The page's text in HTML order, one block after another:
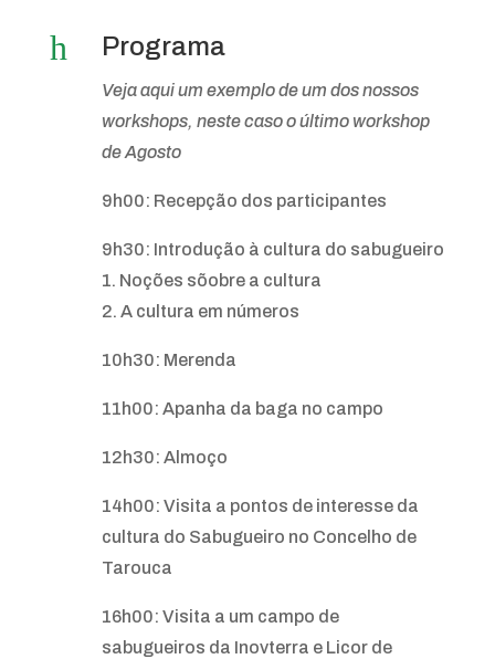
h Programa
Veja aqui um exemplo de um dos nossos
workshops, neste caso o último workshop
de Agosto
9h00: Recepção dos participantes
9h30: Introdução à cultura do sabugueiro
1. Noções sõobre a cultura
2. A cultura em números
10h30: Merenda
11h00: Apanha da baga no campo
12h30: Almoço
14h00: Visita a pontos de interesse da
cultura do Sabugueiro no Concelho de
Tarouca
16h00: Visita a um campo de
sabugueiros da Inovterra e Licor de